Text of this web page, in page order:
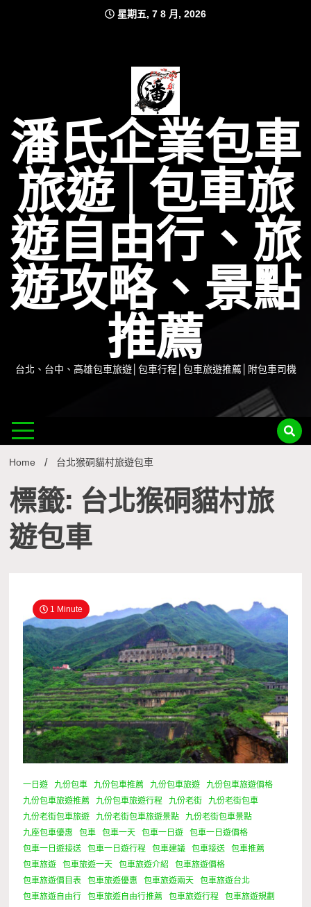
星期五, 7 8 月, 2026
潘氏企業包車
旅遊│包車旅
遊自由行、旅
遊攻略、景點
推薦
台北、台中、高雄包車旅遊│包車行程│包車旅遊推薦│附包車司機
Home 台北猴硐貓村旅遊包車
標籤: 台北猴硐貓村旅
遊包車
1 Minute
一日遊 九份包車 九份包車推薦 九份包車旅遊
九份包車旅遊價格
九份包車旅遊推薦
九份包車旅遊行程 九份老街
九份老街包車
九份老街包車旅遊
九份老街包車旅遊景點
九份老街包車景點
九座包車優惠
包車 包車一天 包車一日遊
包車一日遊價格
包車一日遊接送
包車一日遊行程 包車建議 包車接送
包車推薦
包車旅遊
包車旅遊一天 包車旅遊介紹
包車旅遊價格
包車旅遊價目表
包車旅遊優惠 包車旅遊兩天
包車旅遊台北
包車旅遊自由行
包車旅遊自由行推薦 包車旅遊行程
包車旅遊規劃